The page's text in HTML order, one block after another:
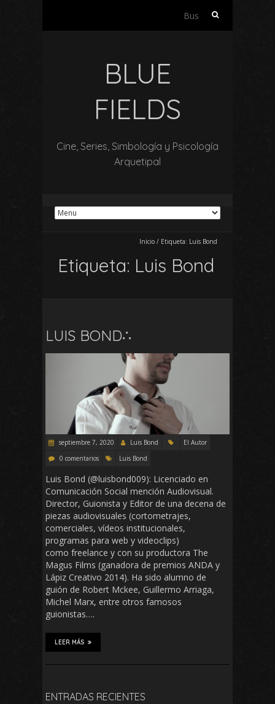
Buscar:
BLUE
FIELDS
Cine, Series, Simbología y Psicología
Arquetipal
Inicio / Etiqueta: Luis Bond
Etiqueta: Luis Bond
LUIS BOND∴
septiembre 7, 2020 Luis Bond
El Autor
0 comentarios
Luis Bond
Luis Bond (@luisbond009): Licenciado en
Comunicación Social mención Audiovisual.
Director, Guionista y Editor de una decena de
piezas audiovisuales (cortometrajes,
comerciales, vídeos institucionales,
programas para web y videoclips)
como freelance y con su productora The
Magus Films (ganadora de premios ANDA y
Lápiz Creativo 2014). Ha sido alumno de
guión de Robert Mckee, Guillermo Arriaga,
Michel Marx, entre otros famosos
guionistas….
LEER MÁS
ENTRADAS RECIENTES